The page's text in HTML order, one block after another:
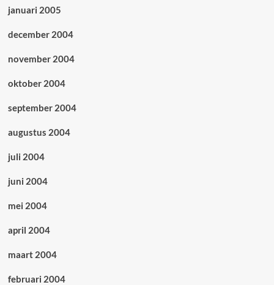
januari 2005
december 2004
november 2004
oktober 2004
september 2004
augustus 2004
juli 2004
juni 2004
mei 2004
april 2004
maart 2004
februari 2004